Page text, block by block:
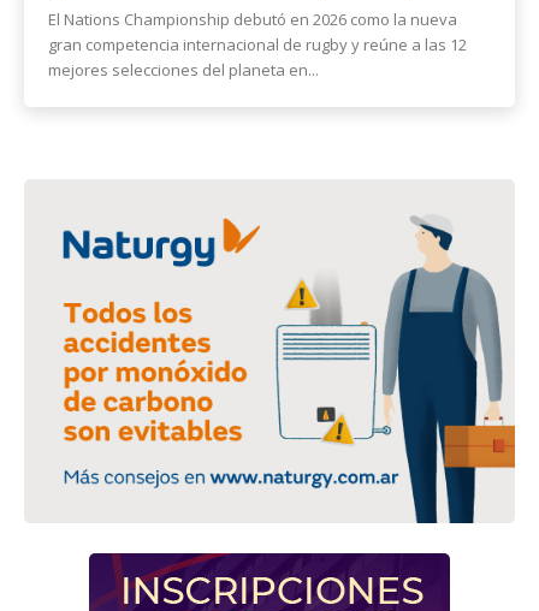
El Nations Championship debutó en 2026 como la nueva
gran competencia internacional de rugby y reúne a las 12
mejores selecciones del planeta en...